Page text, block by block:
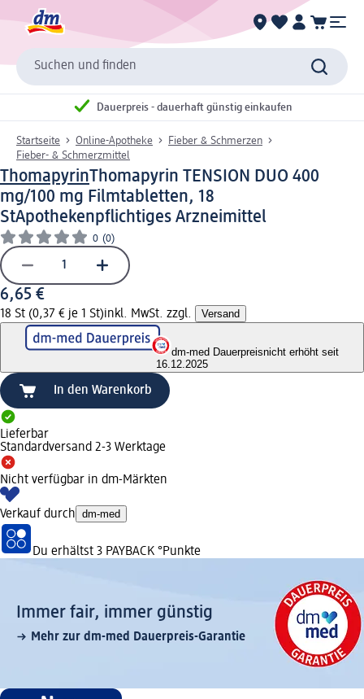
Suchen und finden
Dauerpreis - dauerhaft günstig einkaufen
Startseite Online-Apotheke
Fieber & Schmerzen
Fieber- & Schmerzmittel
ThomapyrinThomapyrin TENSION DUO 400
mg/100 mg Filmtabletten, 18
StApothekenpflichtiges Arzneimittel
0 (0)
6,65 €
18 St (0,37 € je 1 St)inkl. MwSt. zzgl. Versand
dm-med Dauerpreisnicht erhöht seit
16.12.2025
In den Warenkorb
Lieferbar
Standardversand 2-3 Werktage
Nicht verfügbar in dm-Märkten
Verkauf durch dm-med
Du erhältst 3 PAYBACK °Punkte
Immer fair,­ immer günstig
Mehr zur dm-med Dauerpreis-Garantie